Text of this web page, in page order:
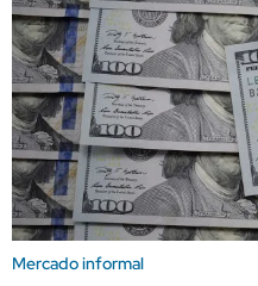
Mercado informal